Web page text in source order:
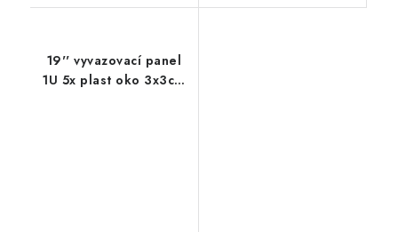
19'' vyvazovací panel
1U 5x plast oko 3x3cm